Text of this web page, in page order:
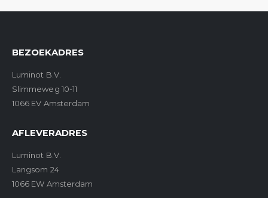
BEZOEKADRES
Luminot B.V.
Slimmeweg 10-11
1066 EV Amsterdam
AFLEVERADRES
Luminot B.V.
Langsom 24
1066 EW Amsterdam